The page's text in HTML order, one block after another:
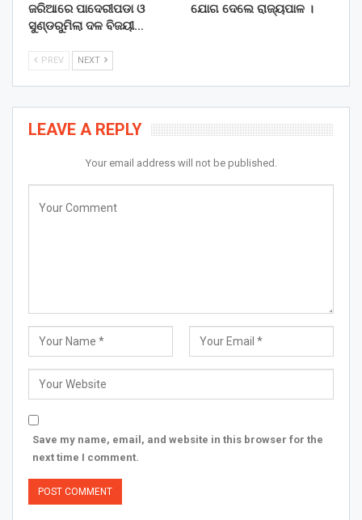
ଜରିଆରେ ପାଦେରୀପଡା ଓ
ସୁଣ୍ଡରୁମିଲା ଦଳ ବିଜୟୀ…
ଯୋଗ ଦେଲେ ରାଜ୍ୟପାଳ ।
PREV NEXT
LEAVE A REPLY
Your email address will not be published.
Save my name, email, and website in this browser for the
next time I comment.